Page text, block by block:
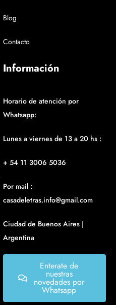
Blog
Contacto
Información
Horario de atención por
Whatsapp:
Lunes a viernes de 13 a 20 hs :
+ 54 11 3006 5036
Por mail :
casadeletras.info@gmail.com
Ciudad de Buenos Aires |
Argentina
Enterate de
nuestras
novedades por
Whatsapp